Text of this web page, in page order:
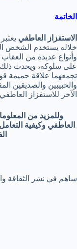
الخاتمة
الاستفزاز العاطفي
خلاله يستخدم الشخص
وأنواع عديدة من
على سلوكه، ويحدث ذلك
تجمعهما علاقة حميمة
والحبيبين والصديقين
الآخر للاستفزاز
وللمزيد من
العاطفي وكيفية
ساهم في نشر الثقافة